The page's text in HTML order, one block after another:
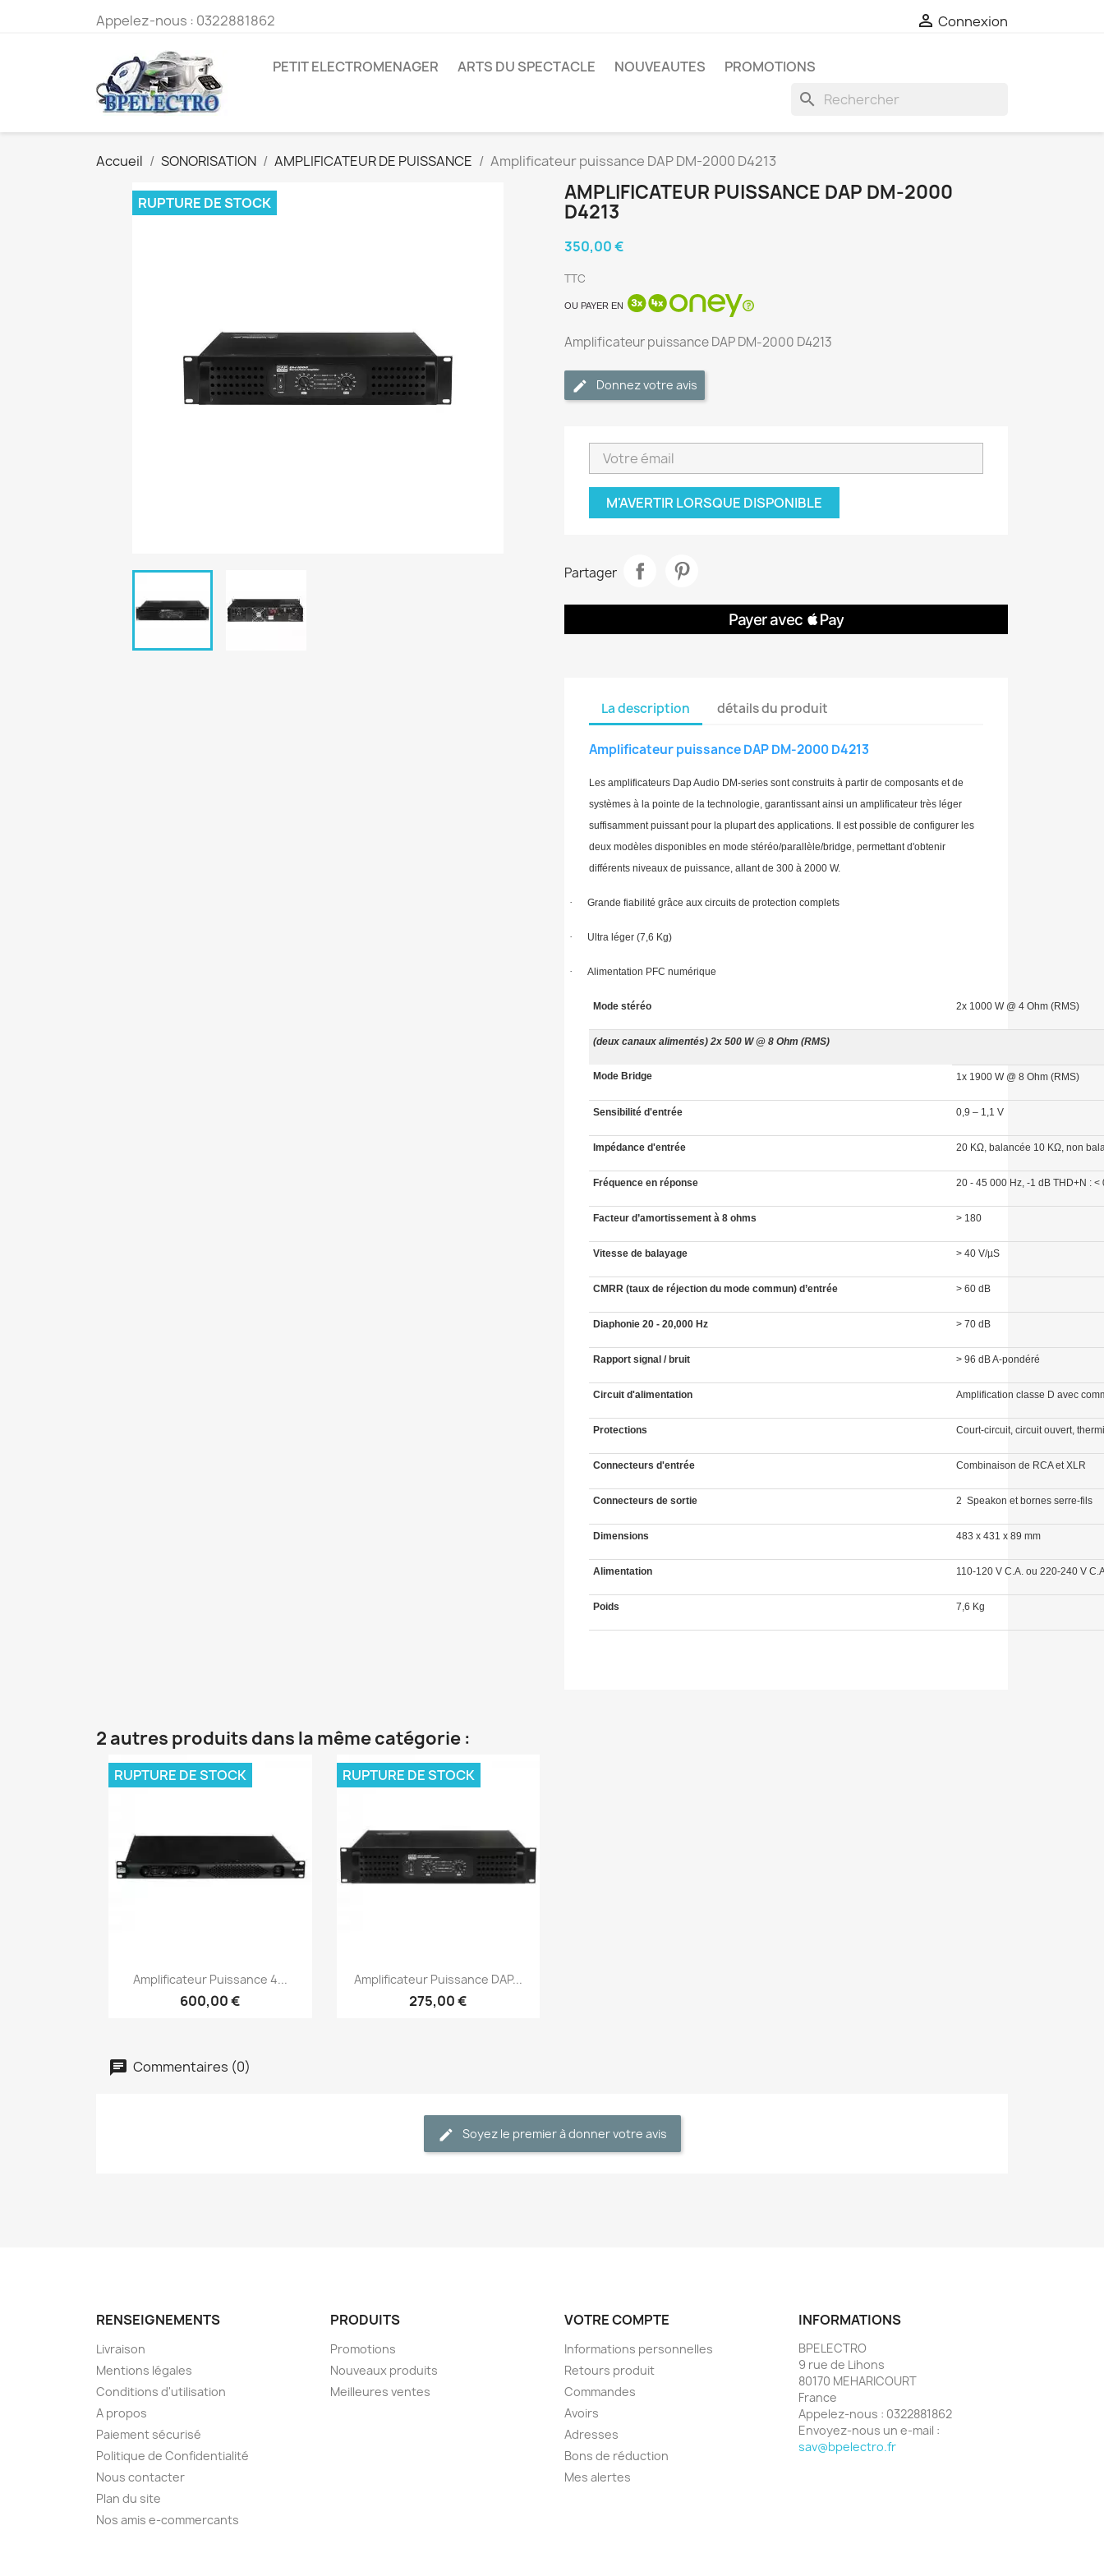
Appelez-nous : 0322881862  Connexion
PETIT ELECTROMENAGER ARTS DU SPECTACLE NOUVEAUTES PROMOTIONS
search
Accueil SONORISATION AMPLIFICATEUR DE PUISSANCE Amplificateur puissance DAP DM-2000 D4213
RUPTURE DE STOCK
AMPLIFICATEUR PUISSANCE DAP DM-2000
D4213
350,00 €
TTC
OU PAYER EN
Amplificateur puissance DAP DM-2000 D4213
Donnez votre avis
M'AVERTIR LORSQUE DISPONIBLE
Partager
La description détails du produit
Amplificateur puissance DAP DM-2000 D4213
Les amplificateurs Dap Audio DM-series sont construits à partir de composants et de
systèmes à la pointe de la technologie, garantissant ainsi un amplificateur très léger
suffisamment puissant pour la plupart des applications. Il est possible de configurer les
deux modèles disponibles en mode stéréo/parallèle/bridge, permettant d'obtenir
différents niveaux de puissance, allant de 300 à 2000 W.
· Grande fiabilité grâce aux circuits de protection complets
· Ultra léger (7,6 Kg)
· Alimentation PFC numérique
Mode stéréo 2x 1000 W @ 4 Ohm (RMS)
(deux canaux alimentés) 2x 500 W @ 8 Ohm (RMS)
Mode Bridge 1x 1900 W @ 8 Ohm (RMS)
Sensibilité d'entrée 0,9 – 1,1 V
Impédance d'entrée 20 KΩ, balancée 10 KΩ, non
Fréquence en réponse 20 - 45 000 Hz, -1 dB THD+N : <
Facteur d’amortissement à 8 ohms > 180
Vitesse de balayage > 40 V/µS
CMRR (taux de réjection du mode commun) d’entrée > 60 dB
Diaphonie 20 - 20,000 Hz > 70 dB
Rapport signal / bruit > 96 dB A-pondéré
Circuit d'alimentation Amplification classe D avec
Protections Court-circuit, circuit ouvert,
Connecteurs d'entrée Combinaison de RCA et XLR
Connecteurs de sortie 2 Speakon et bornes serre-fils
Dimensions 483 x 431 x 89 mm
Alimentation 110-120 V C.A. ou 220-240 V
Poids 7,6 Kg
2 autres produits dans la même catégorie :
Aperçu rapide
Amplificateur Puissance 4...
600,00 €
RUPTURE DE STOCK
Aperçu rapide
Amplificateur Puissance DAP...
275,00 €
RUPTURE DE STOCK
Commentaires (0)
Soyez le premier à donner votre avis
RENSEIGNEMENTS
Livraison
Mentions légales
Conditions d'utilisation
A propos
Paiement sécurisé
Politique de Confidentialité
Nous contacter
Plan du site
Nos amis e-commercants
PRODUITS
Promotions
Nouveaux produits
Meilleures ventes
VOTRE COMPTE
Informations personnelles
Retours produit
Commandes
Avoirs
Adresses
Bons de réduction
Mes alertes
INFORMATIONS
BPELECTRO
9 rue de Lihons
80170 MEHARICOURT
France
Appelez-nous : 0322881862
Envoyez-nous un e-mail :
sav@bpelectro.fr